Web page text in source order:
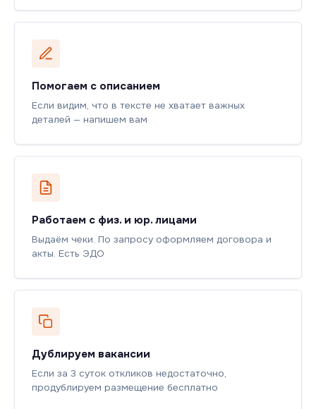
Помогаем с описанием
Если видим, что в тексте не хватает важных
деталей — напишем вам
Работаем с физ. и юр. лицами
Выдаём чеки. По запросу оформляем договора и
акты. Есть ЭДО
Дублируем вакансии
Если за 3 суток откликов недостаточно,
продублируем размещение бесплатно